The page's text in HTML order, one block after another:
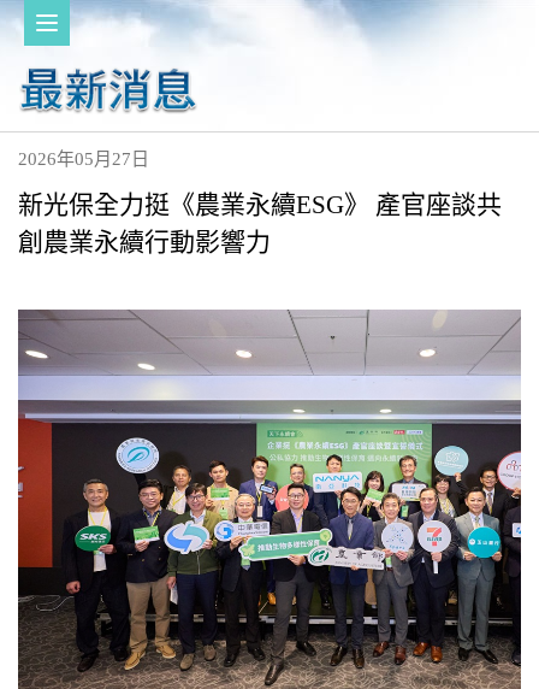
2026年05月27日
新光保全力挺《農業永續ESG》 產官座談共
創農業永續行動影響力